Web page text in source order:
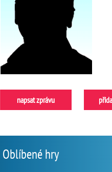
napsat zprávu
Oblíbené hry